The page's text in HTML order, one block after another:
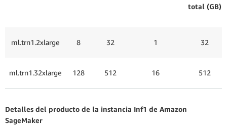
total (GB)
ml.trn1.2xlarge 8 32 1 32
ml.trn1.32xlarge 128 512 16 512
Detalles del producto de la instancia Inf1 de Amazon
SageMaker